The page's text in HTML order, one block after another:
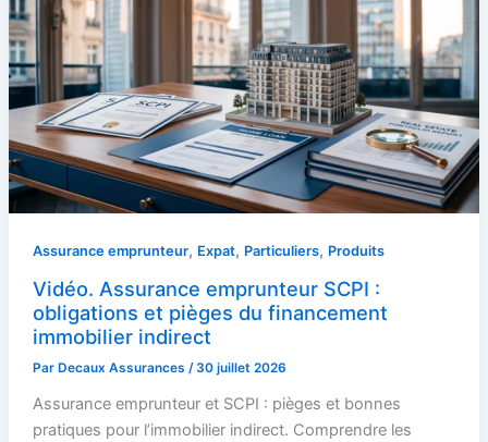
Assurance emprunteur, Expat, Particuliers, Produits
Vidéo. Assurance emprunteur SCPI :
obligations et pièges du financement
immobilier indirect
Par Decaux Assurances /30 juillet 2026
Assurance emprunteur et SCPI : pièges et bonnes
pratiques pour l’immobilier indirect. Comprendre les